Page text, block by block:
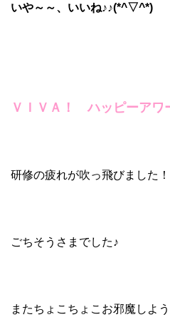
いや～～、いいね♪♪(*^▽^*)
ＶＩＶＡ！ ハッピーアワ
研修の疲れが吹っ飛びました！
ごちそうさまでした♪
またちょこちょこお邪魔しよ